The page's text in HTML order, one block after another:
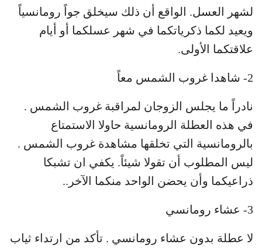
لشهر العسل. الواقع أن ذلك سيخلق جواً رومانسياً
ويعيد لكما ذكرياتكما في شهر عسلكما أو أيام
علاقتكما الأولى.
2- شاهدا غروب الشمس معاً
نادراً ما يجلس الزوجان لمراقبة غروب الشمس .
في هذه العطلة الرومانسية حاولا الاستمتاع
بالرومانسية التي تخلقها مشاهدة غروب الشمس .
ليس المطلوب أن تقولا شيئاً. يكفي ان تشبكا
ذراعيكما وأن يحضن الواحد منكما الآخر..
3- عشاء رومانسي
لا عطلة بدون عشاء رومانسي . تأكد من ارتداء ثياب